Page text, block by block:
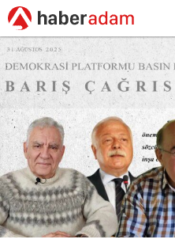
yurttaşlarıyla barışmalı”